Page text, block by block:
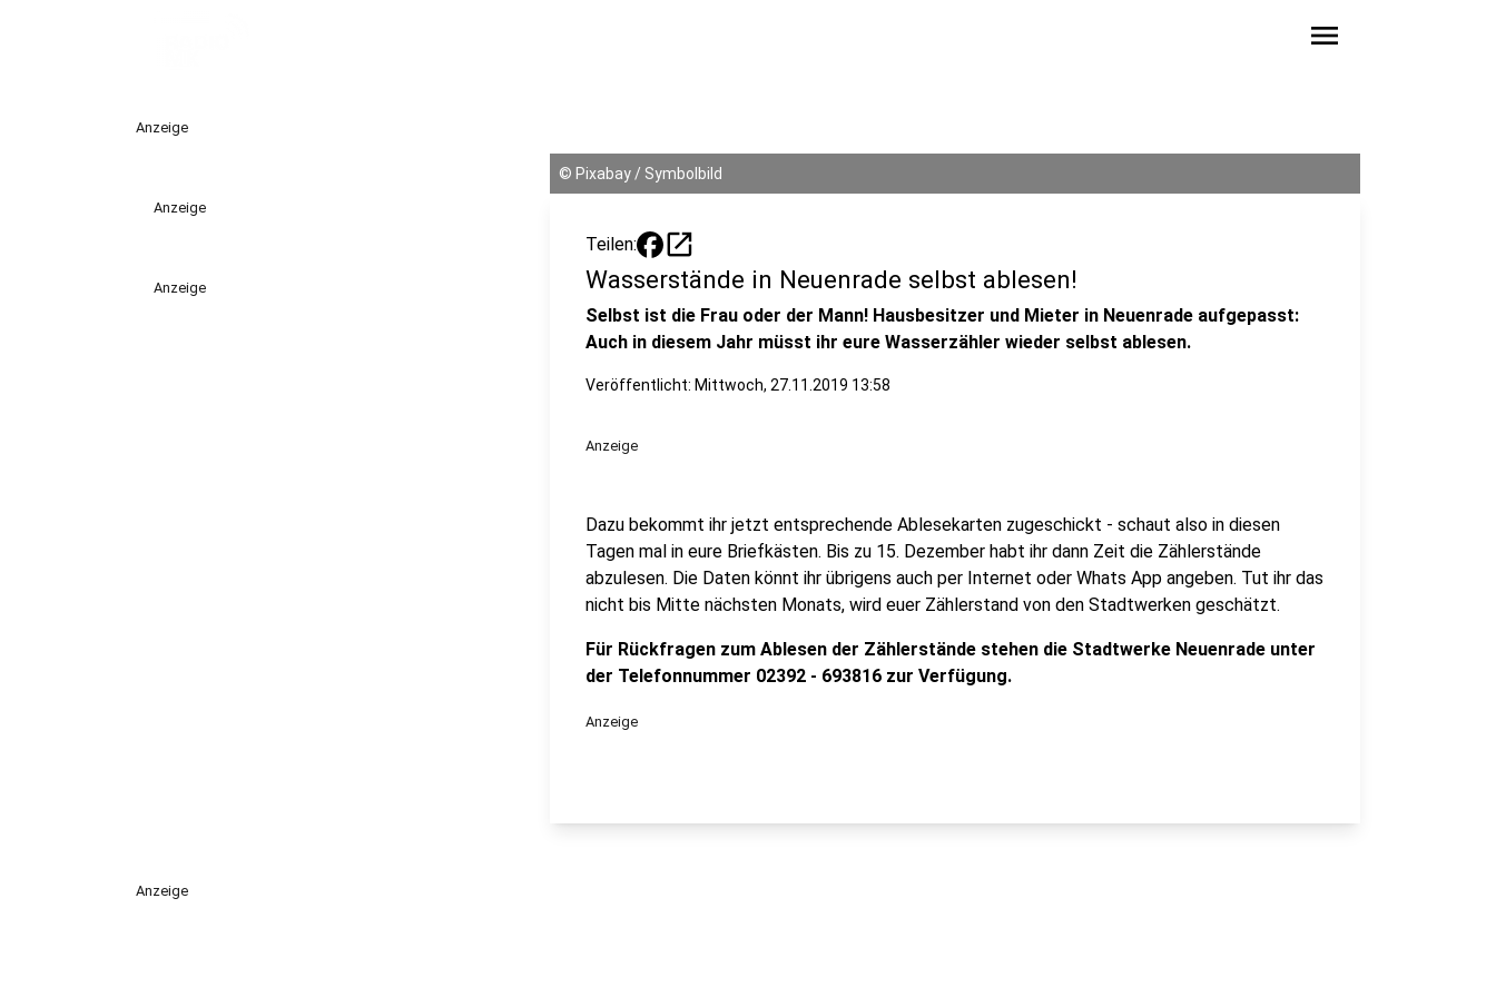
menu
Anzeige
Anzeige
Anzeige
© Pixabay / Symbolbild
Teilen: open_in_new
Wasserstände in Neuenrade selbst ablesen!
Selbst ist die Frau oder der Mann! Hausbesitzer und Mieter in Neuenrade aufgepasst:
Auch in diesem Jahr müsst ihr eure Wasserzähler wieder selbst ablesen.
Veröffentlicht: Mittwoch, 27.11.2019 13:58
Anzeige
Dazu bekommt ihr jetzt entsprechende Ablesekarten zugeschickt - schaut also in diesen
Tagen mal in eure Briefkästen. Bis zu 15. Dezember habt ihr dann Zeit die Zählerstände
abzulesen. Die Daten könnt ihr übrigens auch per Internet oder Whats App angeben. Tut ihr das
nicht bis Mitte nächsten Monats, wird euer Zählerstand von den Stadtwerken geschätzt.
Für Rückfragen zum Ablesen der Zählerstände stehen die Stadtwerke Neuenrade unter
der Telefonnummer 02392 - 693816 zur Verfügung.
Anzeige
Anzeige